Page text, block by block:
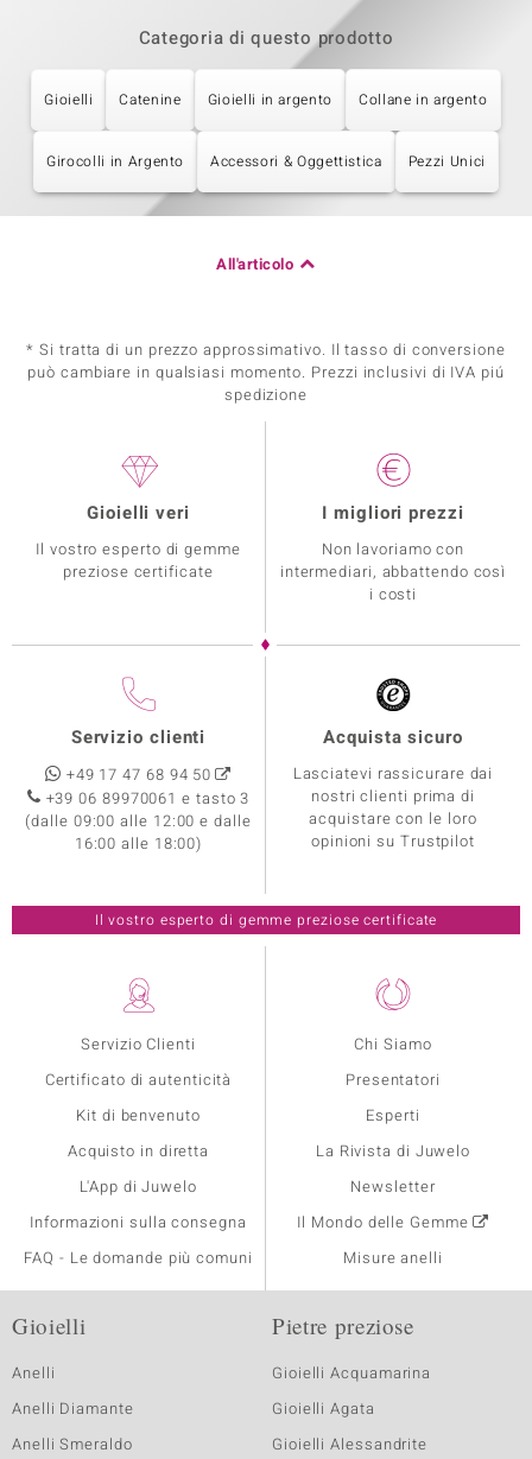
Categoria di questo prodotto
Gioielli Catenine Gioielli in argento Collane in argento
Girocolli in Argento Accessori & Oggettistica Pezzi Unici
All'articolo
* Si tratta di un prezzo approssimativo. Il tasso di conversione
può cambiare in qualsiasi momento. Prezzi inclusivi di IVA piú
spedizione
Servizio Clienti
Certificato di autenticità
Kit di benvenuto
Acquisto in diretta
L'App di Juwelo
Informazioni sulla consegna
FAQ - Le domande più comuni
Chi Siamo
Presentatori
Esperti
La Rivista di Juwelo
Newsletter
Il Mondo delle Gemme
Misure anelli
Gioielli veri
Il vostro esperto di gemme
preziose certificate
I migliori prezzi
Non lavoriamo con
intermediari, abbattendo così
i costi
Servizio clienti
+49 17 47 68 94 50
+39 06 89970061 e tasto 3
(dalle 09:00 alle 12:00 e dalle
16:00 alle 18:00)
Acquista sicuro
Lasciatevi rassicurare dai
nostri clienti prima di
acquistare con le loro
opinioni su Trustpilot
Il vostro esperto di gemme preziose certificate
Gioielli
Anelli
Anelli Diamante
Anelli Smeraldo
Pietre preziose
Gioielli Acquamarina
Gioielli Agata
Gioielli Alessandrite